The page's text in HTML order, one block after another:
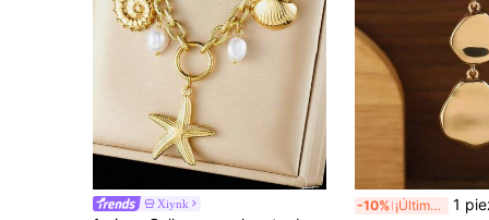
Xiynk -10% ¡Últimos 3 días 1 pieza Collar colgante de cadena metálica